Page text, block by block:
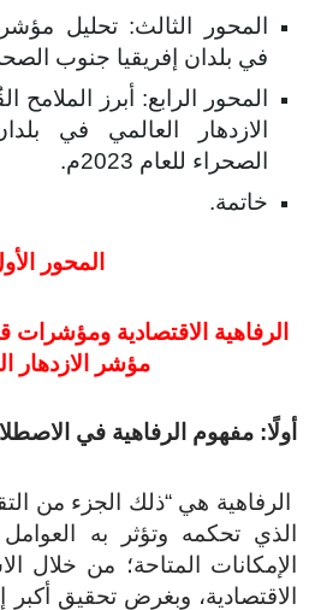
المحور الثالث: تحليل مؤشر
في بلدان إفريقيا جنوب الصحراء
المحور الرابع: أبرز الملامح
الازدهار العالمي في
الصحراء للعام 2023م.
خاتمة.
المحور الأول
الاقتصادية ومؤشرات
مؤشر الازدهار
مفهوم الرفاهية في الاصطلاح
هي “ذلك الجزء من التقدّم
تحكمه وتؤثر به العوامل
المتاحة؛ من خلال
وبغرض تحقيق أكبر